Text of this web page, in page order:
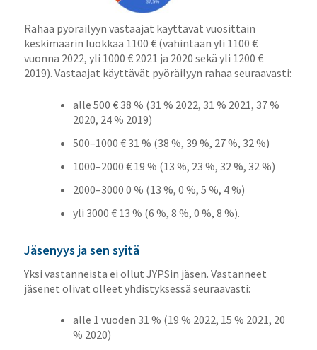
Rahaa pyöräilyyn vastaajat käyttävät vuosittain
keskimäärin luokkaa 1100 € (vähintään yli 1100 €
vuonna 2022, yli 1000 € 2021 ja 2020 sekä yli 1200 €
2019). Vastaajat käyttävät pyöräilyyn rahaa seuraavasti:
alle 500 € 38 % (31 % 2022, 31 % 2021, 37 %
2020, 24 % 2019)
500–1000 € 31 % (38 %, 39 %, 27 %, 32 %)
1000–2000 € 19 % (13 %, 23 %, 32 %, 32 %)
2000–3000 0 % (13 %, 0 %, 5 %, 4 %)
yli 3000 € 13 % (6 %, 8 %, 0 %, 8 %).
Jäsenyys ja sen syitä
Yksi vastanneista ei ollut JYPSin jäsen. Vastanneet
jäsenet olivat olleet yhdistyksessä seuraavasti:
alle 1 vuoden 31 % (19 % 2022, 15 % 2021, 20
% 2020)